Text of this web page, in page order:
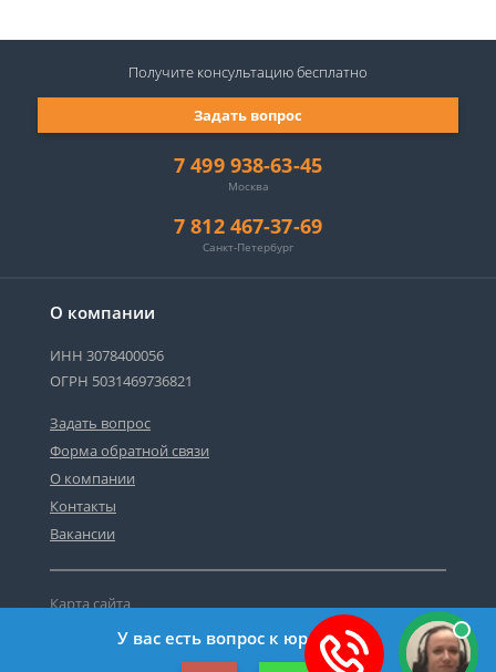
О компании
ИНН 3078400056
ОГРН 5031469736821
Задать вопрос
Форма обратной связи
О компании
Контакты
Вакансии
©2019-2026 Все права защищены.
Карта сайта
Политика персональных данных
7 499 938-63-45
Москва
7 812 467-37-69
Санкт-Петербург
Задать вопрос
Получите консультациюбесплатно
У вас есть вопрос к юристу?